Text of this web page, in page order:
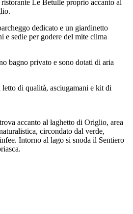
Le Betulle proprio accanto al
dedicato e un giardinetto
e sedie per godere del mite clima
bagno privato e sono dotati di aria
di qualità, asciugamani e kit di
accanto al laghetto di Origlio, area
circondato dal verde,
Intorno al lago si snoda il Sentiero